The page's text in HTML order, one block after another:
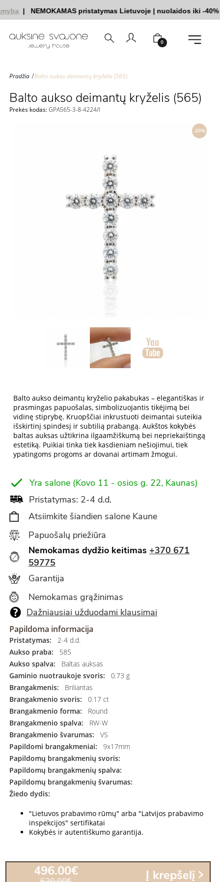
| NEMOKAMAS pristatymas Lietuvoje| nuolaidos iki -40%|
0
Pradžia Balto aukso deimantų kryželis (565)
Balto aukso deimantų kryželis (565)
Prekės kodas:GPA565-3-8-4224/l
-20%
Balto aukso deimantų kryželio pakabukas – elegantiškas ir
prasmingas papuošalas, simbolizuojantis tikėjimą bei
vidinę stiprybę. Kruopščiai inkrustuoti deimantai suteikia
išskirtinį spindesį ir subtilią prabangą. Aukštos kokybės
baltas auksas užtikrina ilgaamžiškumą bei nepriekaištingą
estetiką. Puikiai tinka tiek kasdieniam nešiojimui, tiek
ypatingoms progoms ar dovanai artimam žmogui.
Yra salone (Kovo 11 - osios g. 22, Kaunas)
Pristatymas: 2-4 d.d.
Atsiimkite šiandien salone Kaune
Papuošalų priežiūra
Nemokamas dydžio keitimas +370 671
59775
Garantija
Nemokamas grąžinimas
Dažniausiai užduodami klausimai
Papildoma informacija
Pristatymas:
2-4 d.d.
Aukso praba:
585
Aukso spalva:
Baltas auksas
Gaminio nuotraukoje svoris:
0.73 g
Brangakmenis:
Briliantas
Brangakmenio svoris:
0.17 ct
Brangakmenio forma:
Round
Brangakmenio spalva:
RW-W
Brangakmenio švarumas:
VS
Papildomi brangakmeniai:
9x17mm
Papildomų brangakmenių svoris:
Papildomų brangakmenių spalva:
Papildomų brangakmenių švarumas:
Žiedo dydis:
"Lietuvos prabavimo rūmų" arba "Latvijos prabavimo
inspekcijos" sertifikatai
Kokybės ir autentiškumo garantija.
496.00€ Į krepšelį